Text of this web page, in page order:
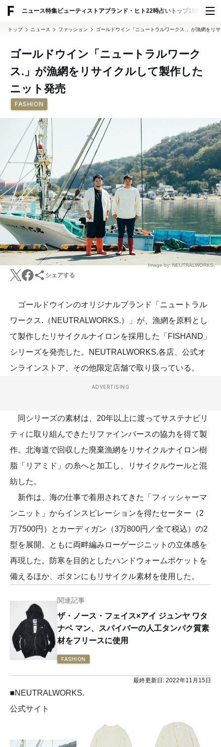
ニュース特集ビューティ ストアブランド・ヒト22時占い トップ100 スナッ
トップ ニュース ファッション ゴールドウイン「ニュートラルワークス.」が漁網をリ
ゴールドウイン「ニュートラルワーク
ス.」が漁網をリサイクルして製作した
ニット発売
FASHION
Image by: NEUTRALWORKS.
シェアする
ゴールドウインのオリジナルブランド「ニュートラル
ワークス.（NEUTRALWORKS.）」が、漁網を原料とし
て製作したリサイクルナイロンを採用した「FISHAND」
シリーズを発売した。NEUTRALWORKS.各店、公式オ
ンラインストア、その他限定店舗で取り扱っている。
ADVERTISING
同シリーズの素材は、20年以上に渡ってサステナビリ
ティに取り組んできたリファインバースの協力を得て製
作。北海道で回収した廃棄漁網をリサイクルナイロン樹
脂「リアミド」の糸へと加工し、リサイクルウールと混
紡した。
新作は、海の仕事で着用されてきた「フィッシャーマ
ンニット」からインスピレーションを得たセーター（2
万7500円）とカーディガン（3万800円／全て税込）の2
型を展開。ともに両畔編みローゲージニットの立体感を
再現した。防寒を目的としたハンドウォームポケットを
備えるほか、ボタンにもリサイクル素材を使用した。
関連記事
ザ・ノース・フェイス×アイ ジュンヤ ワタ
ナベ マン、スパイバーの人工タンパク質素
材をフリースに使用
FASHION
最終更新日: 2022年11月15日
■NEUTRALWORKS.
公式サイト